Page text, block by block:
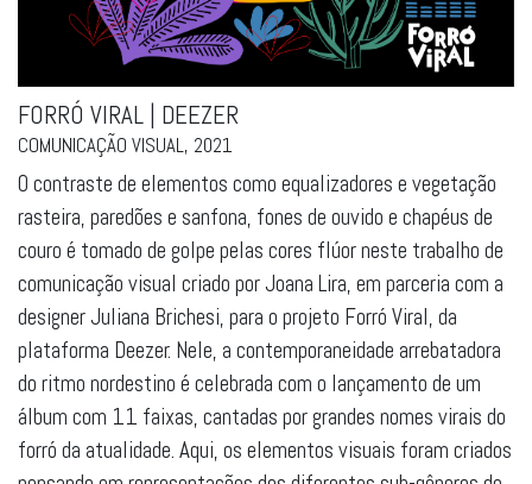
FORRÓ VIRAL | DEEZER
COMUNICAÇÃO VISUAL, 2021
O contraste de elementos como equalizadores e vegetação
rasteira, paredões e sanfona, fones de ouvido e chapéus de
couro é tomado de golpe pelas cores flúor neste trabalho de
comunicação visual criado por Joana Lira, em parceria com a
designer Juliana Brichesi, para o projeto Forró Viral, da
plataforma Deezer. Nele, a contemporaneidade arrebatadora
do ritmo nordestino é celebrada com o lançamento de um
álbum com 11 faixas, cantadas por grandes nomes virais do
forró da atualidade. Aqui, os elementos visuais foram criados